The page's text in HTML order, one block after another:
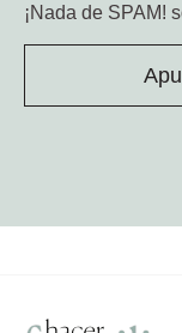
¡Nada de SPAM!